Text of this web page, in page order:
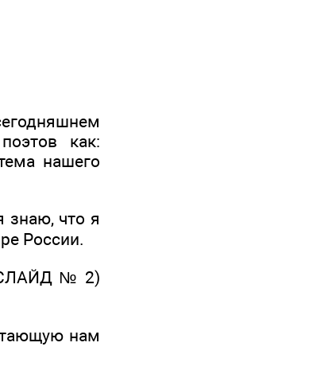
как:
нашего
знаю, что я
России.
(СЛАЙД № 2)
нам